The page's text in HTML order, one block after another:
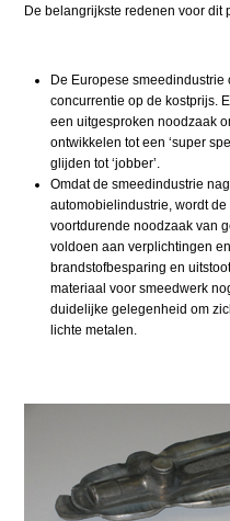
De belangrijkste redenen voor dit
De Europese
concurrentie op de kostprijs.
een uitgesproken noodzaak
ontwikkelen tot een ‘super
glijden tot ‘jobber’.
Omdat de smeedindustrie
automobielindustrie, wordt
voortdurende noodzaak van
voldoen aan verplichtingen
brandstofbesparing en
materiaal voor smeedwerk
duidelijke gelegenheid om
lichte metalen.